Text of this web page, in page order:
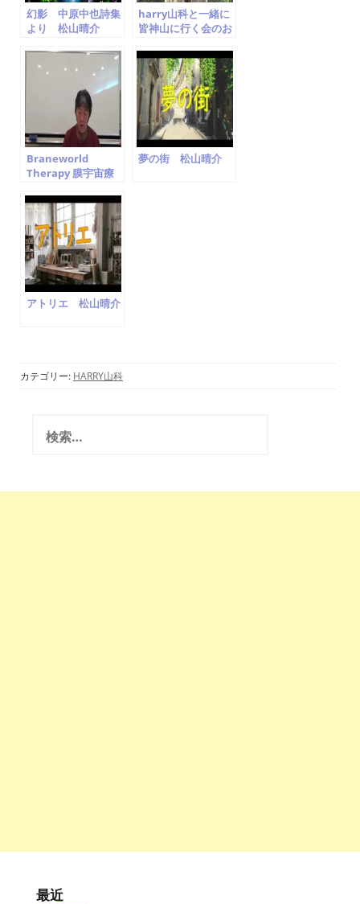
幻影 中原中也詩集
より 松山晴介
Matsuyama
harry山科と一緒に
皆神山に行く会のお
Braneworld
Therapy 膜宇宙療
「宇宙意識から 伝わ
ってきたこと」を読
み解く
夢の街 松山晴介
アトリエ 松山晴介
カテゴリー: HARRY山科
最近